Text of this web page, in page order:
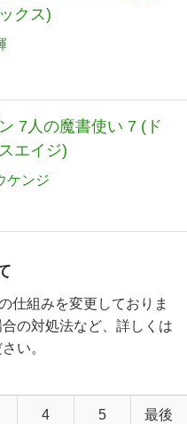
クス)
7人の魔書使い 7 (ド
エイジ)
ケンジ
仕組みを変更しておりま
の対処法など、詳しくは
い。
4 5 最後